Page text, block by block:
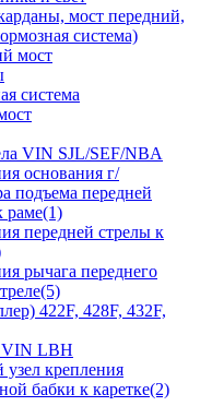
мост передний,
система)
мост
система
VIN SJL/SEF/NBA
основания г/
подъема передней
раме(1)
передней стрелы к
рычага переднего
422F, 428F, 432F,
VIN LBH
крепления
бабки к каретке(2)